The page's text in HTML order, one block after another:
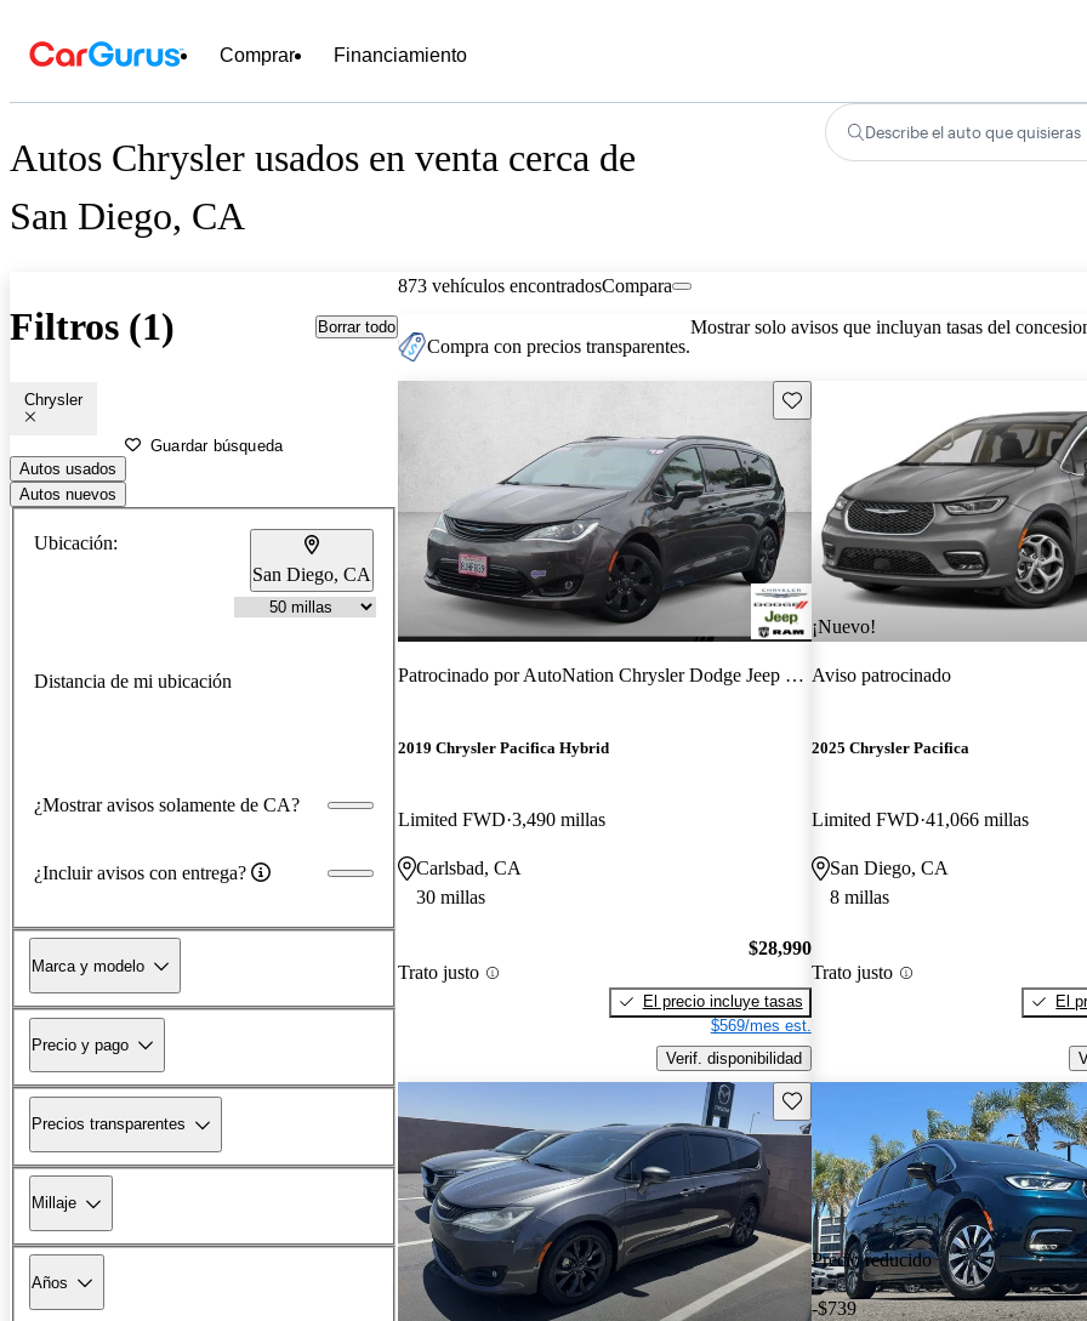
Comprar Financiamiento
Autos Chrysler usados en venta cerca de
San Diego, CA
Describe el auto que quisieras
Filtros (1) Borrar todo
Chrysler
Guardar búsqueda
Autos usados
Autos nuevos
Ubicación:
San Diego, CA
Distancia de mi ubicación
¿Mostrar avisos solamente de CA?
¿Incluir avisos con entrega?
Marca y modelo
Precio y pago
Precios transparentes
Millaje
Años
873 vehículos encontradosCompara
Compra con precios transparentes.
Mostrar solo avisos que incluyan tasas del
Guarda este Aviso
Patrocinado porAutoNation Chrysler Dodge Jeep Ram Carlsbad
2019 Chrysler Pacifica Hybrid
Limited FWD 3,490 millas
Carlsbad, CA
30 millas
Trato justo
$28,990
El precio incluye tasas
$569/mes est.
Verif. disponibilidad
¡Nuevo!
Aviso patrocinado
2025 Chrysler Pacifica
Limited FWD 41,066 millas
San Diego, CA
8 millas
Trato justo
El
Guarda este Aviso
Precio reducido
-$739